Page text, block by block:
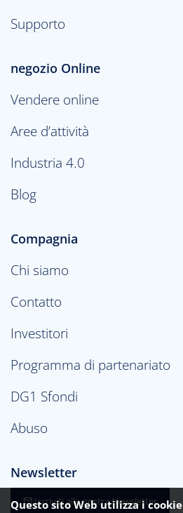
Supporto
negozio Online
Vendere online
Aree d’attività
Industria 4.0
Blog
Compagnia
Chi siamo
Contatto
Investitori
Programma di partenariato
DG1 Sfondi
Abuso
Newsletter
Iscriviti alla nostra Newsletter
Questo sito Web utilizza i cookie